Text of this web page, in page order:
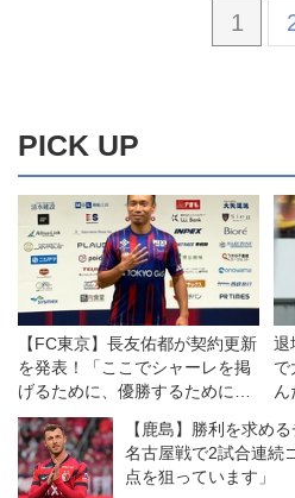
1
PICK UP
【FC東京】長友佑都が契約更新
を発表！「ここでシャーレを掲
げるために、優勝するために戦
いたい」
退
で
ん
【鹿島】勝利を求め
名古屋戦で2試合連続
点を狙っています」